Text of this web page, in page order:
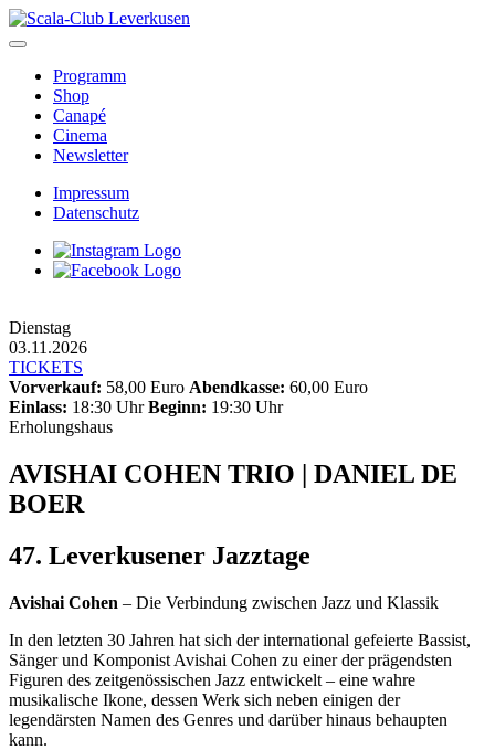
Skip
to
Programm
Shop
Canapé
Cinema
Newsletter
Impressum
Datenschutz
Dienstag
03.11.2026
TICKETS
Vorverkauf: 58,00 Euro Abendkasse: 60,00 Euro
Einlass: 18:30 UhrBeginn: 19:30 Uhr
Erholungshaus
AVISHAI COHEN TRIO | DANIEL DE
BOER
47. Leverkusener Jazztage
Avishai Cohen – Die Verbindung zwischen Jazz und Klassik
In den letzten 30 Jahren hat sich der international gefeierte Bassist,
Sänger und Komponist Avishai Cohen zu einer der prägendsten
Figuren des zeitgenössischen Jazz entwickelt – eine wahre
musikalische Ikone, dessen Werk sich neben einigen der
legendärsten Namen des Genres und darüber hinaus behaupten
kann.